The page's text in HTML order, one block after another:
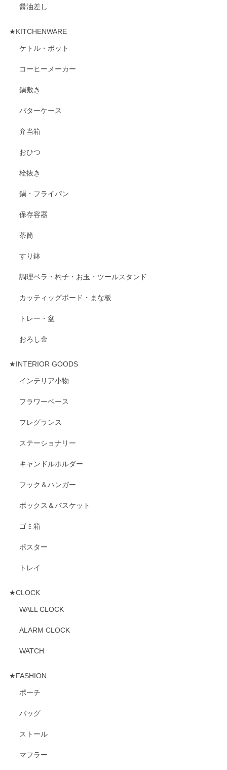
醤油差し
★KITCHENWARE
ケトル・ポット
コーヒーメーカー
鍋敷き
バターケース
弁当箱
おひつ
栓抜き
鍋・フライパン
保存容器
茶筒
すり鉢
調理ベラ・杓子・お玉・ツールスタンド
カッティッグボード・まな板
トレー・盆
おろし金
★INTERIOR GOODS
インテリア小物
フラワーベース
フレグランス
ステーショナリー
キャンドルホルダー
フック＆ハンガー
ボックス＆バスケット
ゴミ箱
ポスター
トレイ
★CLOCK
WALL CLOCK
ALARM CLOCK
WATCH
★FASHION
ポーチ
バッグ
ストール
マフラー